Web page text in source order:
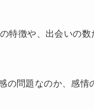
特徴や、出会いの
の問題なのか、感情